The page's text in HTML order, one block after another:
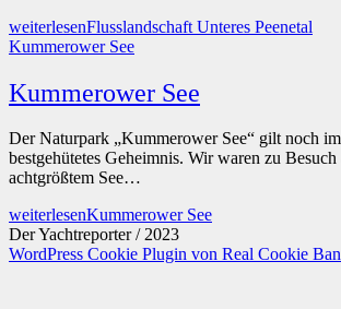
weiterlesenFlusslandschaft Unteres Peenetal
Kummerower See
Kummerower See
Der Naturpark „Kummerower See“ gilt noch
bestgehütetes Geheimnis. Wir waren zu
achtgrößtem See…
weiterlesenKummerower See
Der Yachtreporter / 2023
WordPress Cookie Plugin von Real Cookie